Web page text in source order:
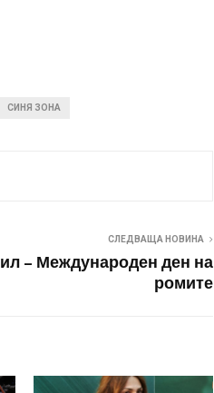
СИНЯ ЗОНА
СЛЕДВАЩА НОВИНА
– Международен ден на
ромите